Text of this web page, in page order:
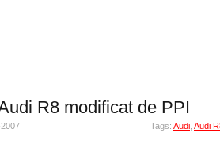
R8 modificat de PPI
Tags: Audi Audi